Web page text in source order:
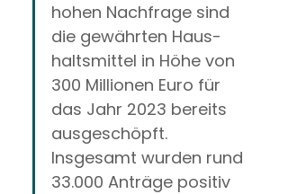
hohen Nach­frage sind
die gewährten Haus­
halts­mittel in Höhe von
300 Millionen Euro für
das Jahr 2023 bereits
ausgeschöpft.
Insgesamt wurden rund
33.000 Anträge positiv